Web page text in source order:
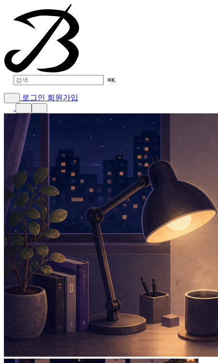
⌘K
로그인 회원가입